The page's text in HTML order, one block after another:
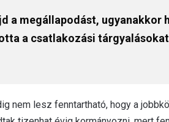
a megállapodást, ugyanakkor
a csatlakozási tárgyalásokat
nem lesz fenntartható, hogy a